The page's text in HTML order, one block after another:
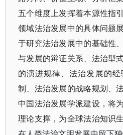
五个维度上发挥着本源性指
领域法治发展中的具体问题
于研究法治发展中的基础性
与发展的辩证关系、法治型
的演进规律、法治发展的
制、法治发展的战略规划、
中国法治发展学派建设，将
理论支撑，为全球法治知识